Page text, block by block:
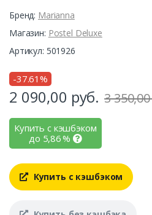
Бренд: Marianna
Магазин: Postel Deluxe
Артикул: 501926
-37.61%
2 090,00 руб. 3
Купить с кэшбэком
до 5,86%
Купить с кэшбэком